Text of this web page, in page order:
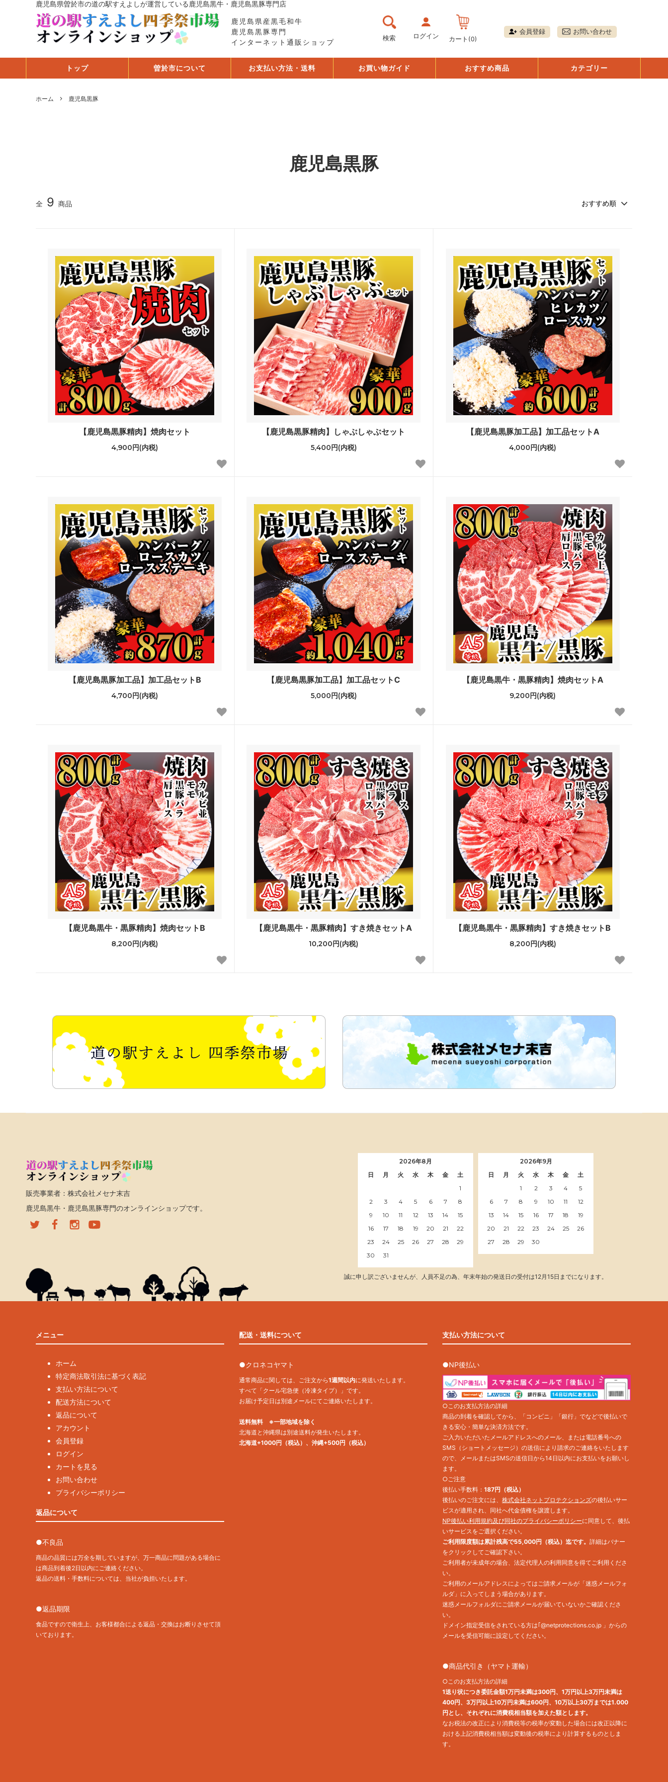
鹿児島県曽於市の道の駅すえよしが運営している鹿児島黒牛・鹿児島黒豚専門店
鹿児島県産黒毛和牛
鹿児島黒豚専門
インターネット通販ショップ
検索 ログイン カート(0)
会員登録 お問い合わせ
トップ 曽於市について お支払い方法・送料 お買い物ガイド おすすめ商品 カテゴリー
ホーム 鹿児島黒豚
鹿児島黒豚
全 9 商品
【鹿児島黒豚精肉】焼肉セット
4,900円(内税)
【鹿児島黒豚精肉】しゃぶしゃぶセット
5,400円(内税)
【鹿児島黒豚加工品】加工品セットA
4,000円(内税)
【鹿児島黒豚加工品】加工品セットB
4,700円(内税)
【鹿児島黒豚加工品】加工品セットC
5,000円(内税)
【鹿児島黒牛・黒豚精肉】焼肉セットA
9,200円(内税)
【鹿児島黒牛・黒豚精肉】焼肉セットB
8,200円(内税)
【鹿児島黒牛・黒豚精肉】すき焼きセットA
10,200円(内税)
【鹿児島黒牛・黒豚精肉】すき焼きセットB
8,200円(内税)
販売事業者：株式会社メセナ末吉
鹿児島黒牛・鹿児島黒豚専門のオンラインショップです。
2026年8月
日
月 火 水 木 金
土
1
2
3 4 5 6 7
8
9
10 11 12 13 14
15
16
17 18 19 20 21
22
23
24 25 26 27 28
29
30
31
2026年9月
日
月 火 水 木 金
土
1
2 3 4
5
6
7 8 9 10 11
12
13
14 15 16 17 18
19
20
21 22 23 24 25
26
27
28 29 30
誠に申し訳ございませんが、人員不足の為、年末年始の発送日の受付は12月15日までになります。
メニュー
ホーム
特定商法取引法に基づく表記
支払い方法について
配送方法について
返品について
アカウント
会員登録
ログイン
カートを見る
お問い合わせ
プライバシーポリシー
返品について
●不良品
商品の品質には万全を期していますが、万一商品に問題がある場合に
は商品到着後2日以内にご連絡ください。
返品の送料・手数料については、当社が負担いたします。
●返品期限
食品ですので衛生上、お客様都合による返品・交換はお断りさせて頂
いております。
配送・送料について
●クロネコヤマト
通常商品に関しては、ご注文から1週間以内に発送いたします。
すべて「クール宅急便（冷凍タイプ）」です。
お届け予定日は別途メールにてご連絡いたします。
送料無料 ※一部地域を除く
北海道と沖縄県は別途送料が発生いたします。
北海道+1000円（税込）、沖縄+500円（税込）
支払い方法について
●NP後払い
○このお支払方法の詳細
商品の到着を確認してから、「コンビニ」「銀行」でなどで後払いで
きる安心・簡単な決済方法です。
ご入力いただいたメールアドレスへのメール、または電話番号への
SMS（ショートメッセージ）の送信により請求のご連絡をいたします
ので、メールまたはSMSの送信日から14日以内にお支払いをお願いし
ます。
○ご注意
後払い手数料： 187円（税込）
後払いのご注文には、 株式会社ネットプロテクションズの後払いサー
ビスが適用され、同社へ代金債権を譲渡します。
NP後払い利用規約及び同社のプライバシーポリシーに同意して、後払
いサービスをご選択ください。
ご利用限度額は累計残高で55,000円（税込）迄です。 詳細はバナー
をクリックしてご確認下さい。
ご利用者が未成年の場合、法定代理人の利用同意を得てご利用くださ
い。
ご利用のメールアドレスによってはご請求メールが「迷惑メールフォ
ルダ」に入ってしまう場合があります。
迷惑メールフォルダにご請求メールが届いていないかご確認くださ
い。
ドメイン指定受信をされている方は｢@netprotections.co.jp 」からの
メールを受信可能に設定してください。
●商品代引き（ヤマト運輸）
○このお支払方法の詳細
1送り状につき委託金額1万円未満は300円、1万円以上3万円未満は
400円、3万円以上10万円未満は600円、10万以上30万までは1.000
円とし、それぞれに消費税相当額を加えた額とします。
なお税法の改正により消費税等の税率が変動した場合には改正以降に
おける上記消費税相当額は変動後の税率により計算するものとしま
す。